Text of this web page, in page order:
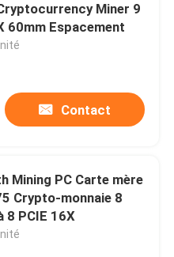
Miner 9
60mm Espacement
Contact
Mining PC Carte mère
Crypto-monnaie 8
8 PCIE 16X